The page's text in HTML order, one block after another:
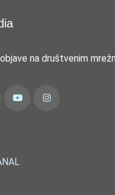
na društvenim